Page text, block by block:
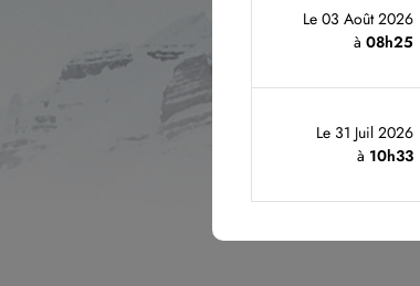
Le 03 Août 2026
à08h25
Le 31 Juil 2026
à 10h33